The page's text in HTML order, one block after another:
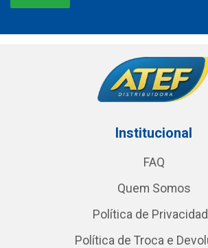
Institucional
FAQ
Quem Somos
Política de
Política de Troca e